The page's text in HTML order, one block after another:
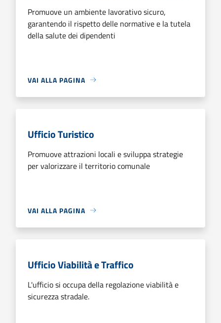
Promuove un ambiente lavorativo sicuro,
garantendo il rispetto delle normative e la tutela
della salute dei dipendenti
VAI ALLA PAGINA
Ufficio Turistico
Promuove attrazioni locali e sviluppa strategie
per valorizzare il territorio comunale
VAI ALLA PAGINA
Ufficio Viabilità e Traffico
L'ufficio si occupa della regolazione viabilità e
sicurezza stradale.